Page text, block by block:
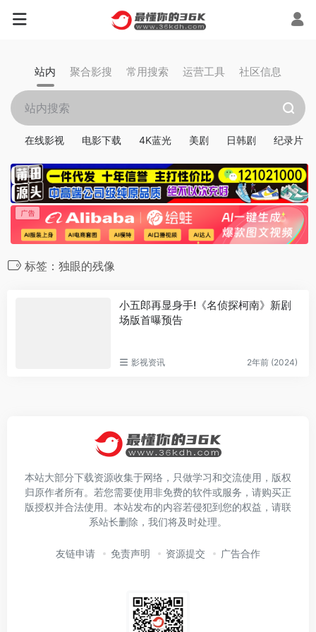
站内 聚合影搜 常用搜索 运营工具 社区信息
在线影视 电影下载 4K蓝光 美剧 日韩剧 纪录片
标签：独眼的残像
小五郎再显身手!《名侦探柯南》新剧
场版首曝预告
影视资讯 2年前 (2024)
本站大部分下载资源收集于网络，只做学习和交流使用，版权
归原作者所有。若您需要使用非免费的软件或服务，请购买正
版授权并合法使用。本站发布的内容若侵犯到您的权益，请联
系站长删除，我们将及时处理。
友链申请 免责声明 资源提交 广告合作